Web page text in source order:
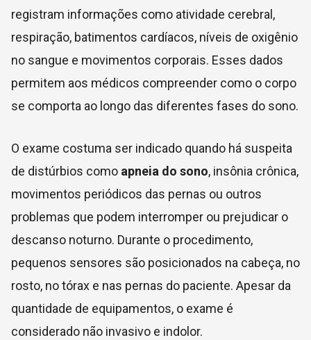
registram informações como atividade cerebral,
respiração, batimentos cardíacos, níveis de oxigênio
no sangue e movimentos corporais. Esses dados
permitem aos médicos compreender como o corpo
se comporta ao longo das diferentes fases do sono.
O exame costuma ser indicado quando há suspeita
de distúrbios como apneia do sono, insônia crônica,
movimentos periódicos das pernas ou outros
problemas que podem interromper ou prejudicar o
descanso noturno. Durante o procedimento,
pequenos sensores são posicionados na cabeça, no
rosto, no tórax e nas pernas do paciente. Apesar da
quantidade de equipamentos, o exame é
considerado não invasivo e indolor.